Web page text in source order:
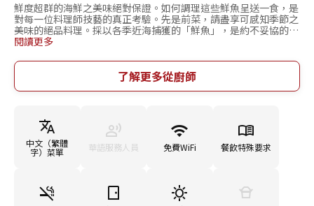
鮮度超群的海鮮之美味絕對保證。如何調理這些鮮魚呈送一食，是
對每一位料理師技藝的真正考驗。先是前菜，請盡享可感知季節之
美味的絕品料理。採以各季近海捕獲的「鮮魚」，是約不妥協的不
懈追求。捕於富山灣的海鮮，樣樣堪稱絕品。四季不同美味，均可
雪蟹」，冬天則是「冰見寒鰤魚」等等，不可盡道。所呈料理，均
能以食材感知風味不同的四季輪迴。對我自己來說，要提供當季鮮
魚、時令蔬菜料理，非新鮮無以成菜。感謝與客人及本地人之間的
人宜食之菜等等，儘管吩咐。為端出滿足要求與願望的料理，誠心
精製。
閱讀更多
了解更多從廚師
中文（繁體
字）菜單 華語服務人員 免費WiFi 餐飲特殊要求